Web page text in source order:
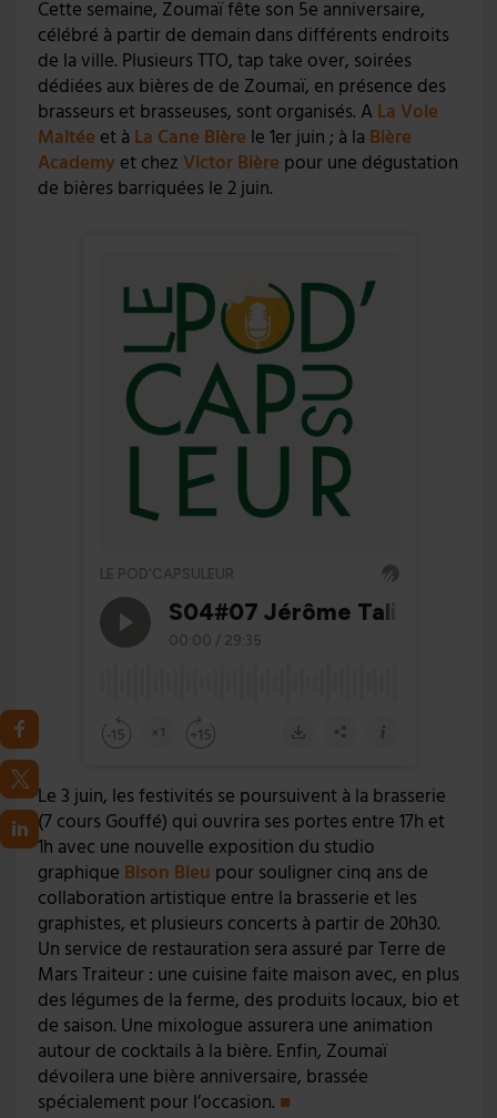
Cette semaine, Zoumaï fête son 5e anniversaire,
célébré à partir de demain dans différents endroits
de la ville. Plusieurs TTO, tap take over, soirées
dédiées aux bières de de Zoumaï, en présence des
brasseurs et brasseuses, sont organisés. A La Voie
Maltée et à La Cane Bière le 1er juin ; à la Bière
Academyet chez Victor Bière pour une dégustation
de bières barriquées le 2 juin.
Le 3 juin, les festivités se poursuivent à la brasserie
(7 cours Gouffé) qui ouvrira ses portes entre 17h et
1h avec une nouvelle exposition du studio
graphique Bison Bleu pour souligner cinq ans de
collaboration artistique entre la brasserie et les
graphistes, et plusieurs concerts à partir de 20h30.
Un service de restauration sera assuré par Terre de
Mars Traiteur : une cuisine faite maison avec, en plus
des légumes de la ferme, des produits locaux, bio et
de saison. Une mixologue assurera une animation
autour de cocktails à la bière. Enfin, Zoumaï
dévoilera une bière anniversaire, brassée
spécialement pour l’occasion. ■